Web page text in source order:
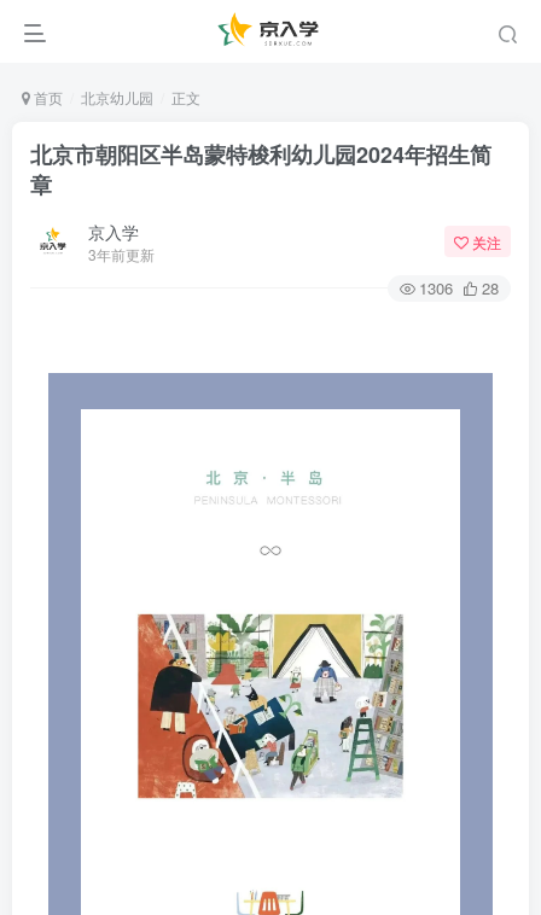
首页 北京幼儿园 正文
北京市朝阳区半岛蒙特梭利幼儿园2024年招生简
章
京入学
3年前更新
关注
1306 28